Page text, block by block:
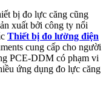
bị đo lực căng cũng
xuất bởi công ty nổi
Thiết bị đo lường điện
cung cấp cho người
PCE-DDM có phạm vi
ứng dụng đo lực căng